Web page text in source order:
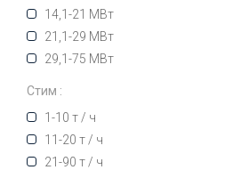
14,1-21 МВт
21,1-29 МВт
29,1-75 МВт
Стим :
1-10 т / ч
11-20 т / ч
21-90 т / ч